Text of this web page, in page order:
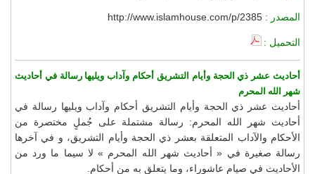
المصدر : http://www.islamhouse.com/p/2385
التحميل :
أحاديث عشر ذي الحجة وأيام التشريق أحكام وآداب ويليها رسالة في أحاديث
شهر الله المحرم
أحاديث عشر ذي الحجة وأيام التشريق أحكام وآداب ويليها رسالة في
أحاديث شهر الله المحرم: رسالة مشتملة على جُملٍ مختصرة من
الأحكام والآداب المتعلقة بعشر ذي الحجة وأيام التشريق، و في آخرها
رسالة صغيرة في « أحاديث شهر الله المحرم » لا سيما ما ورد من
الأحاديث في صيام عاشوراء، وما يتعلق به من أحكام.